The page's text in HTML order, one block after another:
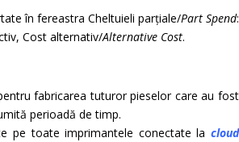
în fereastra Cheltuieli parțiale/Part Spend:
Cost alternativ/Alternative Cost.
fabricarea tuturor pieselor care au fost
perioadă de timp.
pe toate imprimantele conectate la cloud